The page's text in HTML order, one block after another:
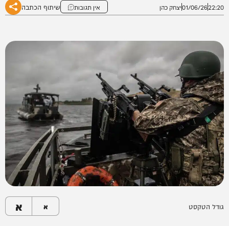
22:20
01/06/26יצחק כהן אין תגובות שיתוף הכתבה
גודל הטקסט א א